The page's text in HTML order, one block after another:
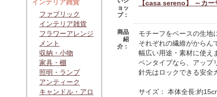
インテリア雑貨
ファブリック
インテリア雑貨
フラワーアレンジ
メント
収納・小物
家具・棚
照明・ランプ
アンティーク
キャンドル・アロ
ョッ
プ：
【casa sereno】 ～カー
商品
紹
介：
モチーフをベースの生地
それぞれの繊維がからん
幅広い用途・素材に使え
ペンタイプなら、アップ
針先はロックできる安全
サイズ： 本体全長:約